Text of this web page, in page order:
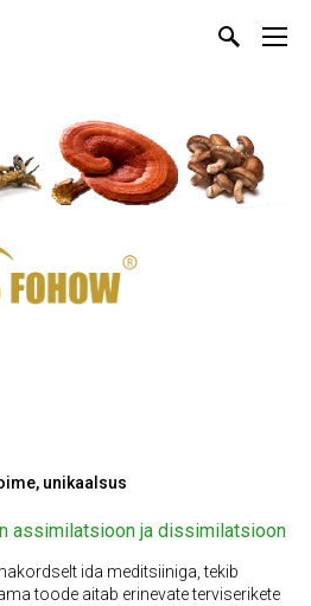
unikaalsus
assimilatsioon ja dissimilatsioon
ida meditsiiniga, tekib
toode aitab erinevate terviserikete